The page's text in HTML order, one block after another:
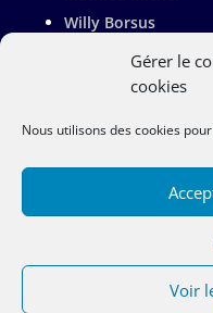
Gérer le
cookies
Nous utilisons des cookies
Voir
Willy Borsus
Adrien Dolimont
Valérie De Bue
Françoise Bertieaux
Politique de Cookies